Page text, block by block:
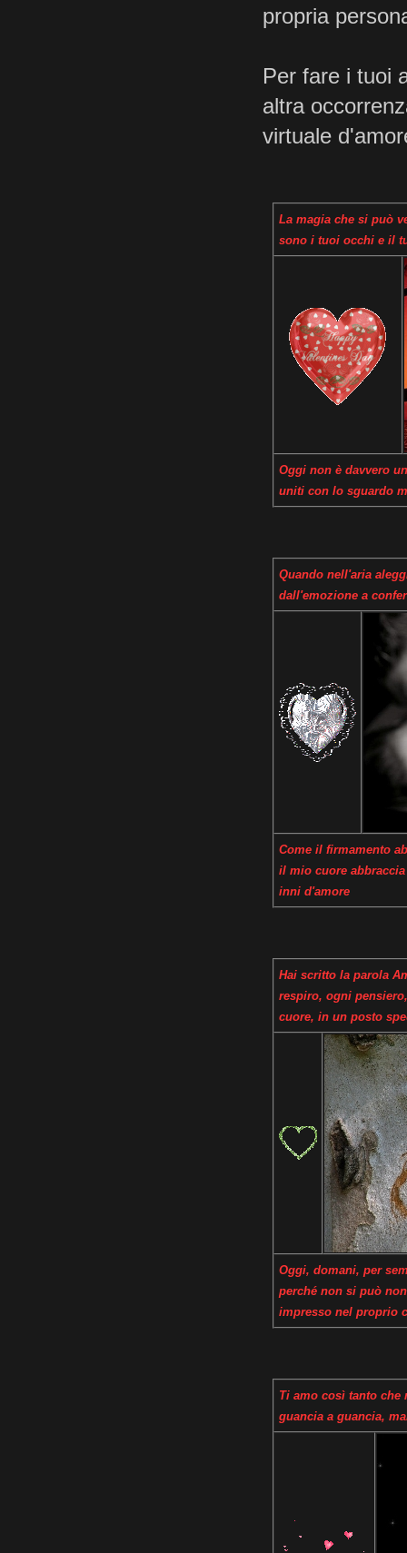
propria
Per fare i tuoi
altra
virtuale
La magia che si può
sono i tuoi occhi e il
Oggi non è davvero
uniti con lo sguardo
Quando nell'aria
dall'emozione a
Come il firmamento
il mio cuore
inni d'amore
Hai scritto la parola
respiro, ogni
cuore, in un posto
Oggi, domani, per
perché non si può
impresso nel proprio
Ti amo così tanto che
guancia a guancia,